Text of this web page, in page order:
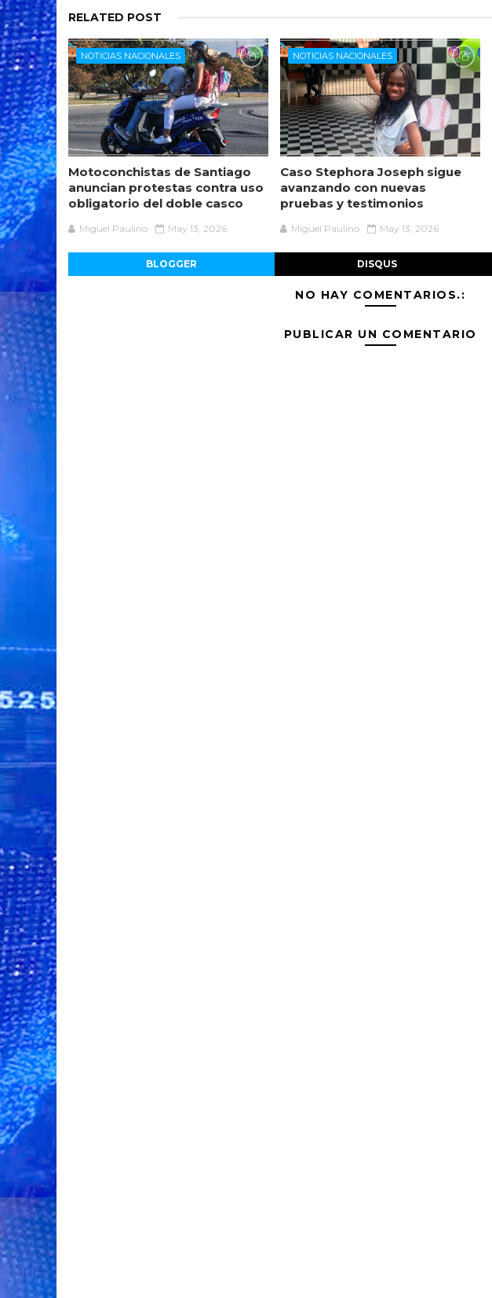
RELATED POST
NOTICIAS NACIONALES
Motoconchistas de Santiago
anuncian protestas contra uso
obligatorio del doble casco
Miguel Paulino May 13, 2026
NOTICIAS NACIONALES
Caso Stephora Joseph sigue
avanzando con nuevas
pruebas y testimonios
Miguel Paulino May 13, 2026
BLOGGER DISQUS
NO HAY COMENTARIOS.:
PUBLICAR UN COMENTARIO